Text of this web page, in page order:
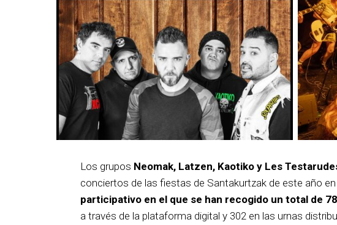
Los grupos Neomak, Latzen, Kaotiko y Les
conciertos de las fiestas de Santakurtzak de este año en
participativo en el que se han recogido un total de
a través de la plataforma digital y 302 en las urnas